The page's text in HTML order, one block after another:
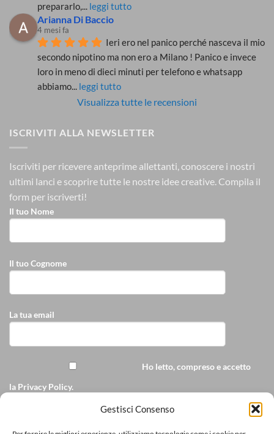
Gestisci Consenso
prepararlo,... leggi tutto
Arianna Di Baccio
4 mesi fa
Ieri ero nel panico perché nasceva il mio
secondo nipotino ma non ero a Milano ! Panico e invece
loro in meno di dieci minuti per telefono e whatsapp
abbiamo... leggi tutto
Visualizza tutte le recensioni
ISCRIVITI ALLA NEWSLETTER
Iscriviti per ricevere anteprime allettanti, conoscere i nostri
ultimi lanci e scoprire tutte le nostre idee creative. Compila il
form per iscriverti!
Il tuo Nome
Il tuo Cognome
La tua email
Ho letto, compreso e accetto
la Privacy Policy.